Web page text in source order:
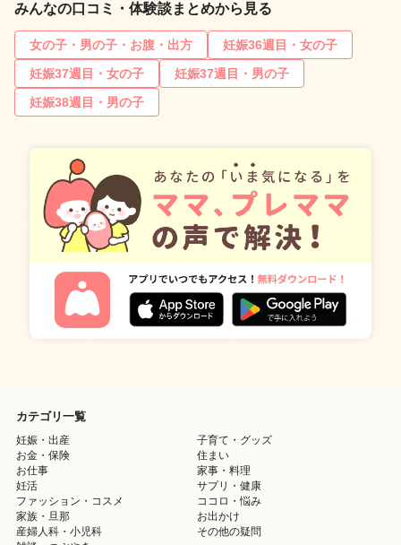
みんなの口コミ・体験談まとめから見る
女の子・男の子・お腹・出方
妊娠36週目・女の子
妊娠37週目・女の子
妊娠37週目・男の子
妊娠38週目・男の子
カテゴリ一覧
妊娠・出産
子育て・グッズ
お金・保険
住まい
お仕事
家事・料理
妊活
サプリ・健康
ファッション・コスメ
ココロ・悩み
家族・旦那
お出かけ
産婦人科・小児科
その他の疑問